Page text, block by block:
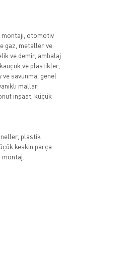
otomotiv
gaz, metaller ve
ve demir, ambalaj
ve plastikler,
savunma, genel
mallar,
inşaat, küçük
plastik
keskin parça